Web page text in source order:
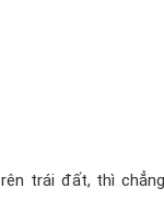
trái đất, thì